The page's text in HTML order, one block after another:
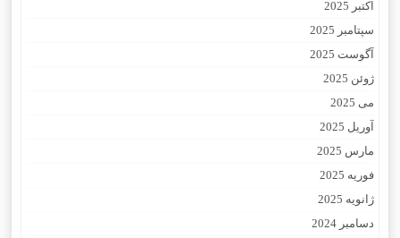
اکتبر 2025
سپتامبر 2025
آگوست 2025
ژوئن 2025
می 2025
آوریل 2025
مارس 2025
فوریه 2025
ژانویه 2025
دسامبر 2024